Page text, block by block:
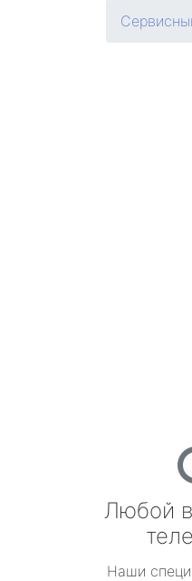
Любой
Наши